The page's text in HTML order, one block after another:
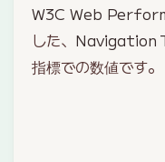
W3C Web
した、 Navigation
指標での数値です。